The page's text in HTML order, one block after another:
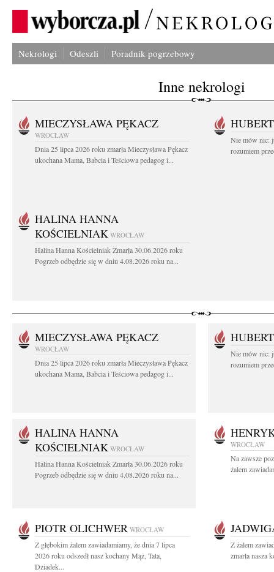
Nekrologi Odeszli Poradnik pogrzebowy
Inne nekrologi
MIECZYSŁAWA PĘKACZ
WROCŁAW
Dnia 25 lipca 2026 roku zmarła Mieczysława Pękacz
ukochana Mama, Babcia i Teściowa pedagog i...
Nie mów nic:
rozumiem
HALINA HANNA
KOŚCIELNIAK WROCŁAW
Halina Hanna Kościelniak Zmarła 30.06.2026 roku
Pogrzeb odbędzie się w dniu 4.08.2026 roku na...
MIECZYSŁAWA PĘKACZ
WROCŁAW
Dnia 25 lipca 2026 roku zmarła Mieczysława Pękacz
ukochana Mama, Babcia i Teściowa pedagog i...
Nie mów nic:
rozumiem
HALINA HANNA
KOŚCIELNIAK WROCŁAW
Halina Hanna Kościelniak Zmarła 30.06.2026 roku
Pogrzeb odbędzie się w dniu 4.08.2026 roku na...
WROCŁAW
Na zawsze
żalem
PIOTR OLICHWER WROCŁAW
Z głębokim żalem zawiadamiamy, że dnia 7 lipca
2026 roku odszedł nasz kochany Mąż, Tata,
Dziadek...
Z żalem
zmarła nasza